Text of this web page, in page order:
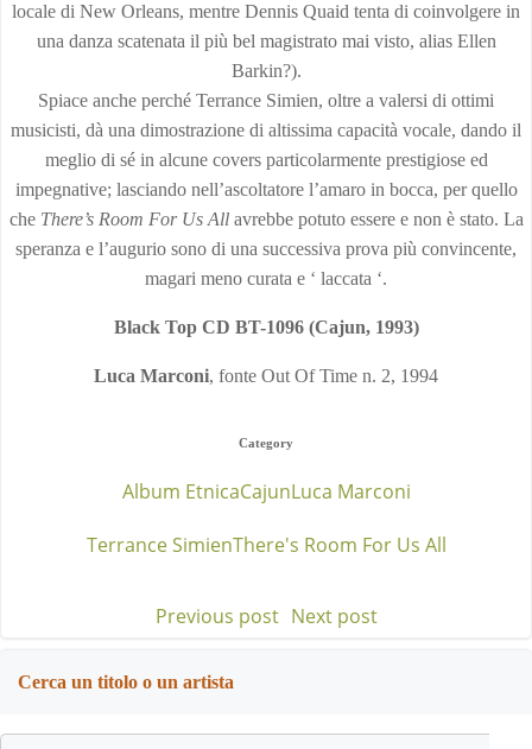
locale di New Orleans, mentre Dennis Quaid tenta di coinvolgere in
una danza scatenata il più bel magistrato mai visto, alias Ellen
Barkin?).
Spiace anche perché Terrance Simien, oltre a valersi di ottimi
musicisti, dà una dimostrazione di altissima capacità vocale, dando il
meglio di sé in alcune covers particolarmente prestigiose ed
impegnative; lasciando nell’ascoltatore l’amaro in bocca, per quello
che There’s Room For Us All avrebbe potuto essere e non è stato. La
speranza e l’augurio sono di una successiva prova più convincente,
magari meno curata e ‘ laccata ‘.
Black Top CD BT-1096 (Cajun, 1993)
Luca Marconi, fonte Out Of Time n. 2, 1994
Category
Album EtnicaCajunLuca Marconi
Terrance SimienThere's Room For Us All
Post
navigation
Previous post Post
Next post
Cerca un titolo o un artista
Search